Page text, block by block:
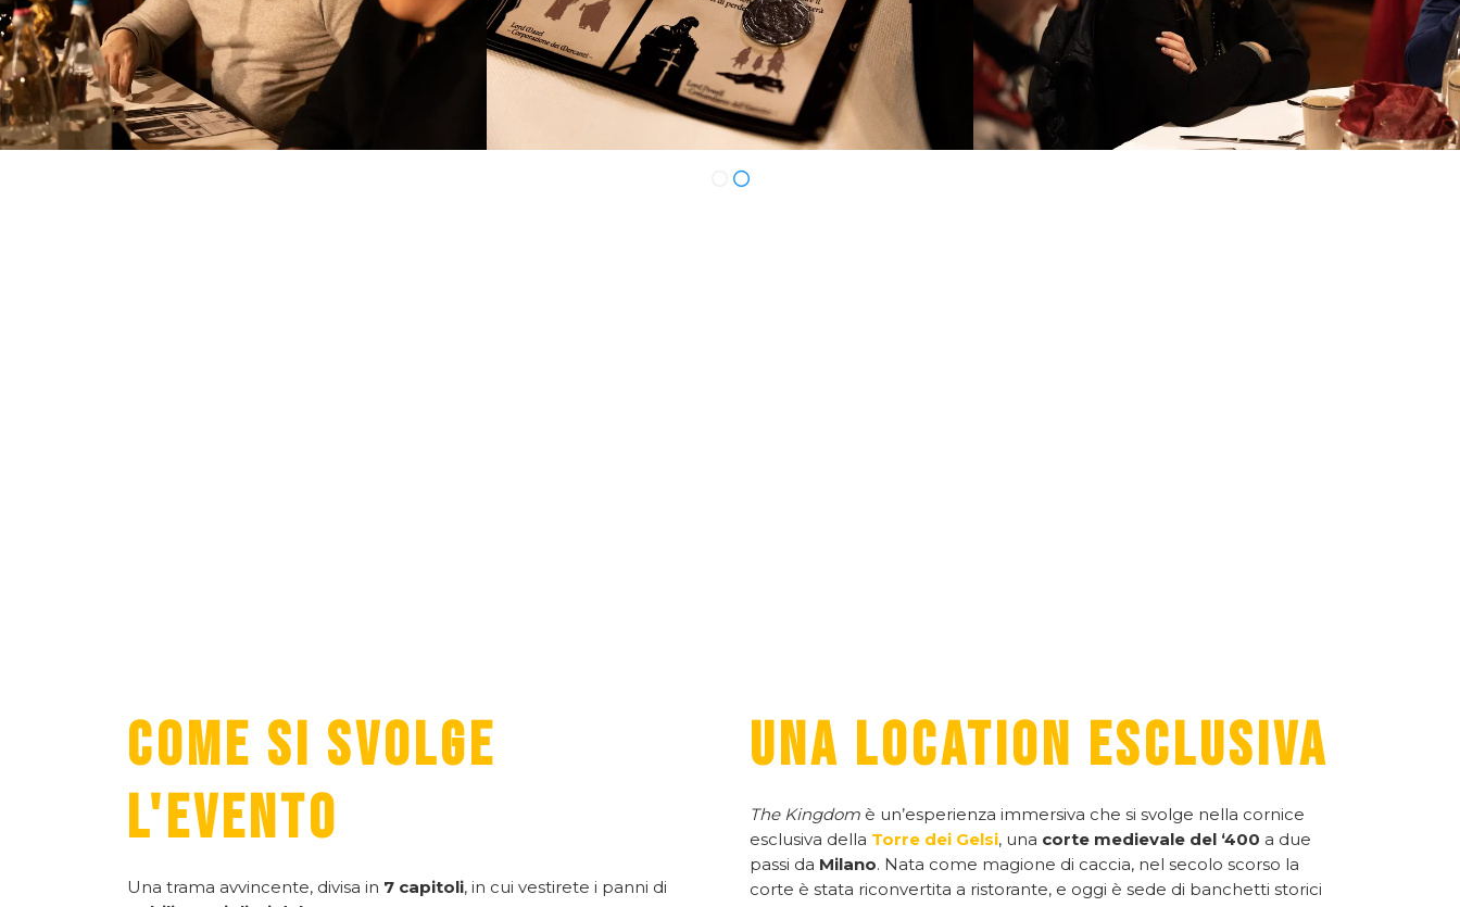
COME SI SVOLGE
L'EVENTO
Una trama avvincente, divisa in 7 capitoli, in cui vestirete i panni di
UNA LOCATION ESCLUSIVA
The Kingdomè un’esperienza immersiva che si svolge nella cornice
esclusiva della Torre dei Gelsi, una corte medievale del ‘400 a due
passi da Milano. Nata come magione di caccia, nel secolo scorso la
corte è stata riconvertita a ristorante, e oggi è sede di banchetti storici